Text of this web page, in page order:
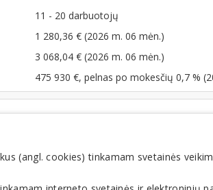
11 - 20 darbuotojų
1 280,36 € (2026 m. 06 mėn.)
3 068,04 € (2026 m. 06 mėn.)
475 930 €, pelnas po mokesčių 0,7 %
(angl. cookies) tinkamam svetainės